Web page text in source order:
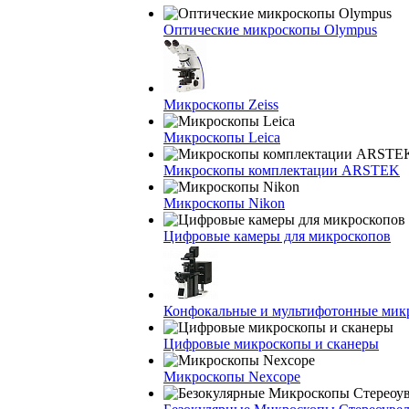
Оптические микроскопы Olympus
Микроскопы Zeiss
Микроскопы Leica
Микроскопы комплектации ARSTEK
Микроскопы Nikon
Цифровые камеры для микроскопов
Конфокальные и мультифотонные
Цифровые микроскопы и сканеры
Микроскопы Nexcope